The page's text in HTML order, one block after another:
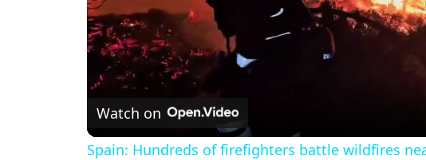
l
y
Watch on
Spain: Hundreds of firefighters battle wildfires